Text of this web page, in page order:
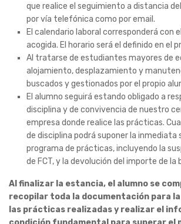
que realice el seguimiento a distancia
por vía telefónica como por email.
El calendario laboral corresponderá con
acogida. El horario será el definido en el
Al tratarse de estudiantes mayores de
alojamiento, desplazamiento y
buscados y gestionados por el propio
El alumno seguirá estando obligado a
disciplina y de convivencia de nuestro
empresa donde realice las prácticas.
de disciplina podrá suponer la inmediata
programa de prácticas, incluyendo la
de FCT, y la devolución del importe de la
Al finalizar la estancia, el alumno se
recopilar toda la documentación para
las prácticas realizadas y realizar el